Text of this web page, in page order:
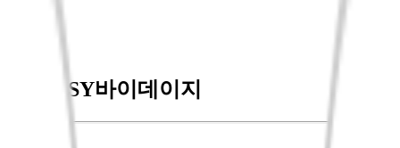
byDAISY바이데이지